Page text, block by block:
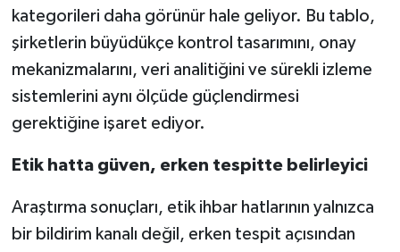
kategorileri daha görünür hale geliyor. Bu tablo,
şirketlerin büyüdükçe kontrol tasarımını, onay
mekanizmalarını, veri analitiğini ve sürekli izleme
sistemlerini aynı ölçüde güçlendirmesi
gerektiğine işaret ediyor.
Etik hatta güven, erken tespitte belirleyici
Araştırma sonuçları, etik ihbar hatlarının yalnızca
bir bildirim kanalı değil, erken tespit açısından